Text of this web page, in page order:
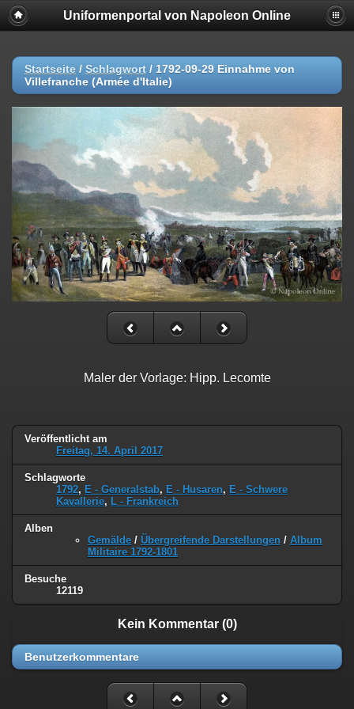
Uniformenportal von Napoleon Online
Startseite / Schlagwort / 1792-09-29 Einnahme von
Villefranche (Armée d'Italie)
Maler der Vorlage: Hipp. Lecomte
Veröffentlicht am
Freitag, 14. April 2017
Schlagworte
1792, E - Generalstab, E - Husaren, E - Schwere
Kavallerie, L - Frankreich
Alben
Gemälde / Übergreifende Darstellungen / Album
Militaire 1792-1801
Besuche
12119
Kein Kommentar (0)
Benutzerkommentare